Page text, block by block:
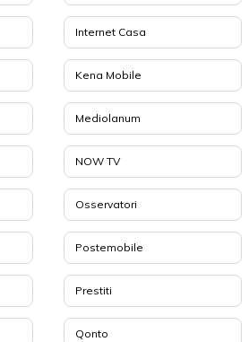
Internet Casa
Kena Mobile
Mediolanum
NOW TV
Osservatori
Postemobile
Prestiti
Qonto